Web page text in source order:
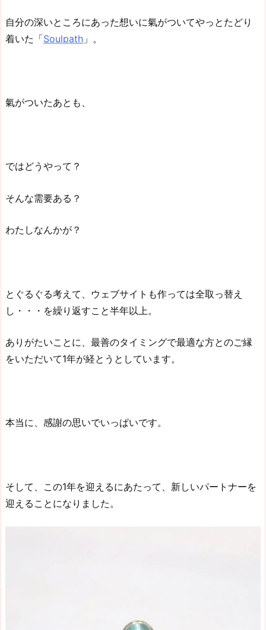
自分の深いところにあった想いに氣がついてやっとたどり
着いた「Soulpath 」。
氣がついたあとも、
ではどうやって？
そんな需要ある？
わたしなんかが？
とぐるぐる考えて、ウェブサイトも作っては全取っ替え
し・・・を繰り返すこと半年以上。
ありがたいことに、最善のタイミングで最適な方とのご縁
をいただいて1年が経とうとしています。
本当に、感謝の思いでいっぱいです。
そして、この1年を迎えるにあたって、新しいパートナーを
迎えることになりました。